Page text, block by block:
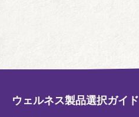
ウェルネス製品選択ガイド